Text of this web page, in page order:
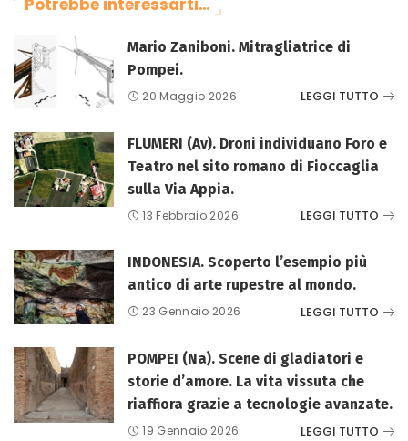
Potrebbe interessarti…
Mario Zaniboni. Mitragliatrice di
Pompei.
20 Maggio 2026 LEGGI TUTTO
FLUMERI (Av). Droni individuano Foro e
Teatro nel sito romano di Fioccaglia
sulla Via Appia.
13 Febbraio 2026 LEGGI TUTTO
INDONESIA. Scoperto l’esempio più
antico di arte rupestre al mondo.
23 Gennaio 2026 LEGGI TUTTO
POMPEI (Na). Scene di gladiatori e
storie d’amore. La vita vissuta che
riaffiora grazie a tecnologie avanzate.
19 Gennaio 2026 LEGGI TUTTO